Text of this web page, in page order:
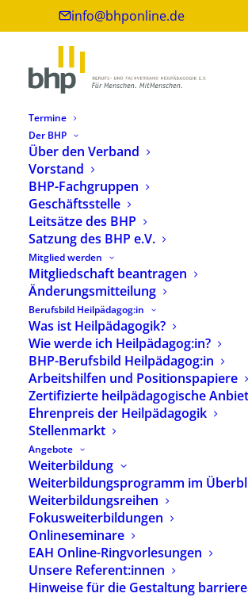
info@bhponline.de
Termine
Der BHP
Über den Verband
Vorstand
BHP-Fachgruppen
Geschäftsstelle
Leitsätze des BHP
Satzung des BHP e.V.
Mitglied werden
Mitgliedschaft beantragen
Änderungsmitteilung
Berufsbild Heilpädagog:in
Was ist Heilpädagogik?
Wie werde ich Heilpädagog:in?
BHP-Berufsbild Heilpädagog:in
Arbeitshilfen und Positionspapiere
Zertifizierte heilpädagogische
Ehrenpreis der Heilpädagogik
Stellenmarkt
Angebote
Weiterbildung
Weiterbildungsprogramm im
Weiterbildungsreihen
Fokusweiterbildungen
Onlineseminare
EAH Online-Ringvorlesungen
Unsere Referent:innen
Hinweise für die Gestaltung
Britta Karanjuloff
Studium der Heilpädagogik an der
Fachhochschule Hannover
Weiterbildung zur
an der EAH
Arbeitet aktuell an der Hochschule
der Abteilung Heilpädagogik-
und Begleitung mit Schwerpunkt in
Forschung zur Inklusion im
Bildungsbereich und in der
Schwerpunkt in der Lehre:
Diagnostik, Psychomotorik,
im Kontext frühkindlicher Bildung,
Zusammenarbeit mit Familien
ZURÜCK